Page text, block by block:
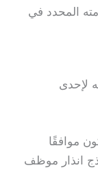
المحدد في
لإحدى
موافقًا
انذار موظف